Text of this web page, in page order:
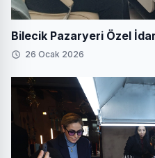
Bilecik Pazaryeri Özel
26 Ocak 2026